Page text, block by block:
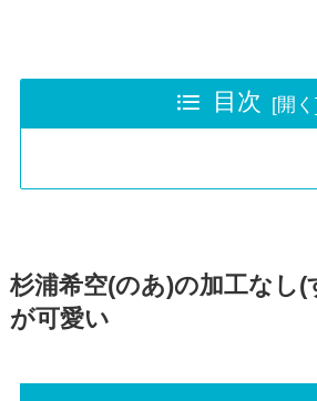
目次
杉浦希空(のあ)の加工なし(
が可愛い